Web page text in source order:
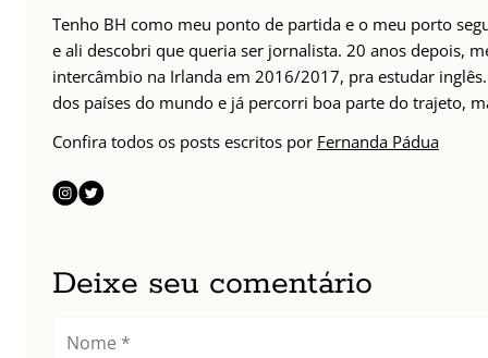
Tenho BH como meu ponto de partida e o meu porto
e ali descobri que queria ser jornalista. 20 anos depois,
intercâmbio na Irlanda em 2016/2017, pra estudar
dos países do mundo e já percorri boa parte do trajeto,
Confira todos os posts escritos por Fernanda Pádua
Deixe seu comentário